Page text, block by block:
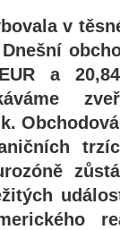
v
Dnešní
a